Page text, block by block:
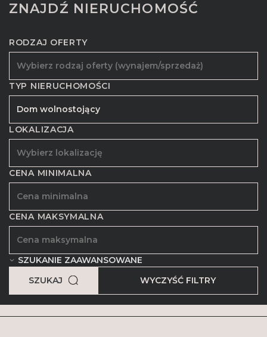
ZNAJDŹ NIERUCHOMOŚĆ
RODZAJ OFERTY
TYP NIERUCHOMOŚCI
LOKALIZACJA
CENA MINIMALNA
CENA MAKSYMALNA
SZUKANIE ZAAWANSOWANE
SZUKAJ
WYCZYŚĆ FILTRY